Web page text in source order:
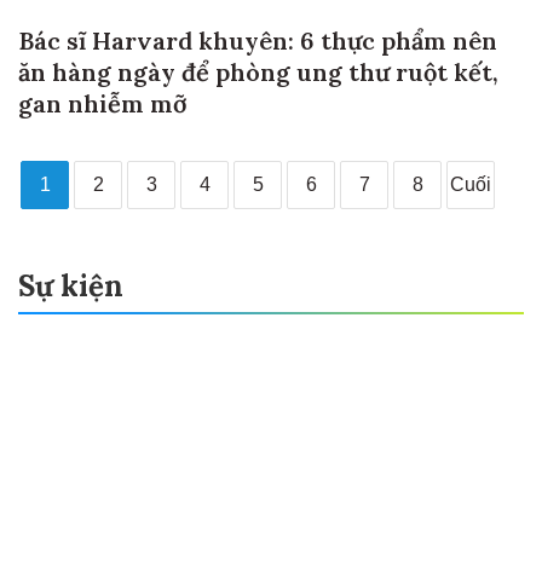
Bác sĩ Harvard khuyên: 6 thực phẩm nên
ăn hàng ngày để phòng ung thư ruột kết,
gan nhiễm mỡ
1 2 3 4 5 6 7 8 Cuối
Sự kiện